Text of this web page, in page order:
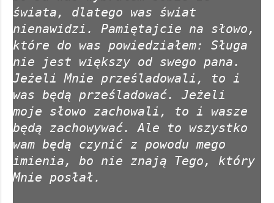
świata, dlatego was świat
nienawidzi. Pamiętajcie na słowo,
które do was powiedziałem: Sługa
nie jest większy od swego pana.
Jeżeli Mnie prześladowali, to i
was będą prześladować. Jeżeli
moje słowo zachowali, to i wasze
będą zachowywać. Ale to wszystko
wam będą czynić z powodu mego
imienia, bo nie znają Tego, który
Mnie posłał.